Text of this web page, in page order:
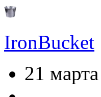
IronBucket
21